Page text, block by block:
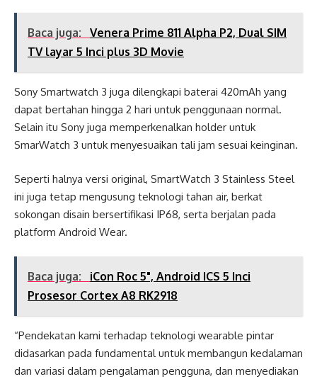
Baca juga:
Venera Prime 811 Alpha P2, Dual SIM
TV layar 5 Inci plus 3D Movie
Sony Smartwatch 3 juga dilengkapi baterai 420mAh yang
dapat bertahan hingga 2 hari untuk penggunaan normal.
Selain itu Sony juga memperkenalkan holder untuk
SmarWatch 3 untuk menyesuaikan tali jam sesuai keinginan.
Seperti halnya versi original, SmartWatch 3 Stainless Steel
ini juga tetap mengusung teknologi tahan air, berkat
sokongan disain bersertifikasi IP68, serta berjalan pada
platform Android Wear.
Baca juga:
iCon Roc 5", Android ICS 5 Inci
Prosesor Cortex A8 RK2918
“Pendekatan kami terhadap teknologi wearable pintar
didasarkan pada fundamental untuk membangun kedalaman
dan variasi dalam pengalaman pengguna, dan menyediakan